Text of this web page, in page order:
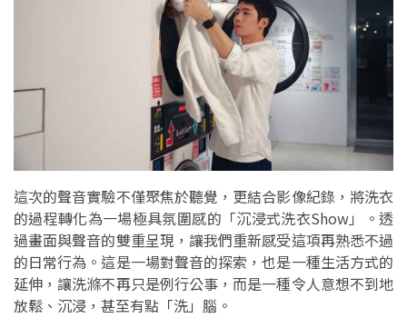
這次的聲音實驗不僅聚焦於聽覺，更結合影像紀錄，將洗衣
的過程轉化為一場極具氛圍感的「沉浸式洗衣Show」。透
過畫面與聲音的雙重呈現，讓我們重新感受這項再熟悉不過
的日常行為。這是一場對聲音的探索，也是一種生活方式的
延伸，讓洗滌不再只是例行公事，而是一種令人意想不到地
放鬆、沉浸，甚至有點「洗」腦。